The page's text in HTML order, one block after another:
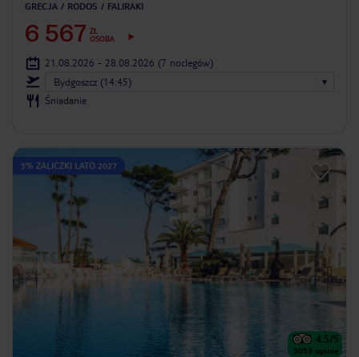
GRECJA RODOS FALIRAKI
6 567 ZŁ
OSOBA
21.08.2026 - 28.08.2026 (7 noclegów)
Bydgoszcz (14:45)
Śniadanie
5% ZALICZKI LATO 2027
4.5/5
3053 opinie